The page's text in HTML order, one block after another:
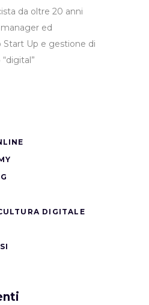
da oltre 20 anni
ed
Up e gestione di
DIGITALE